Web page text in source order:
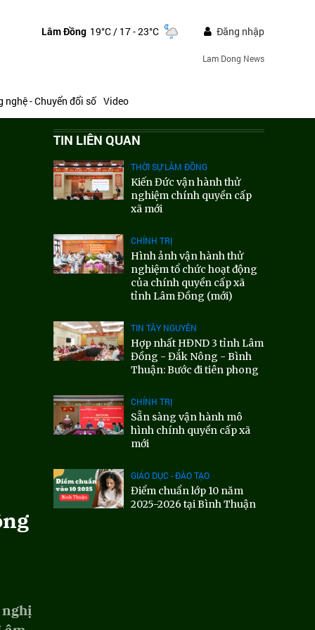
Lâm Đồng 19°C/ 17 - 23°C Đăng nhập
Lam Dong News
nghệ - Chuyển đổi số Video
nghị
TIN LIÊN QUAN
THỜI SỰ LÂM ĐỒNG
Kiến Đức vận hành thử
nghiệm chính quyền cấp
xã mới
CHÍNH TRỊ
Hình ảnh vận hành thử
nghiệm tổ chức hoạt động
của chính quyền cấp xã
tỉnh Lâm Đồng (mới)
TIN TÂY NGUYÊN
Hợp nhất HĐND 3 tỉnh Lâm
Đồng - Đắk Nông - Bình
Thuận: Bước đi tiên phong
CHÍNH TRỊ
Sẵn sàng vận hành mô
hình chính quyền cấp xã
mới
GIÁO DỤC - ĐÀO TẠO
Điểm chuẩn lớp 10 năm
2025-2026 tại Bình Thuận